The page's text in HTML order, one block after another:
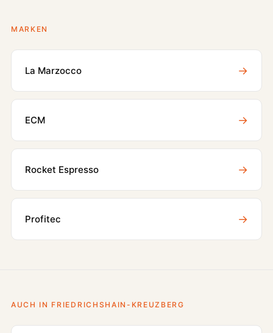
MARKEN
La Marzocco →
ECM →
Rocket Espresso →
Profitec →
AUCH IN FRIEDRICHSHAIN-KREUZBERG